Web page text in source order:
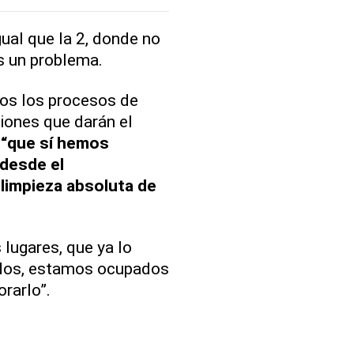
que la 2, donde no
un problema.
los procesos de
que darán el
“que sí hemos
el
absoluta de
que ya lo
estamos ocupados